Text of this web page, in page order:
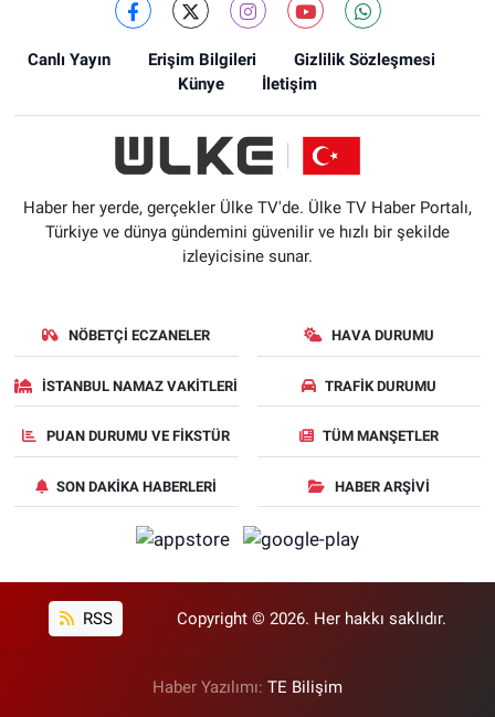
Canlı Yayın Erişim Bilgileri
Gizlilik Sözleşmesi
Künye
İletişim
Haber her yerde, gerçekler Ülke TV'de. Ülke TV Haber Portalı,
Türkiye ve dünya gündemini güvenilir ve hızlı bir şekilde
izleyicisine sunar.
NÖBETÇI ECZANELER HAVA DURUMU
İSTANBUL NAMAZ VAKITLERI TRAFIK DURUMU
PUAN DURUMU VE FIKSTÜR TÜM MANŞETLER
SON DAKIKA HABERLERI HABER ARŞIVI
RSS Copyright © 2026. Her hakkı saklıdır.
Haber Yazılımı: TE Bilişim